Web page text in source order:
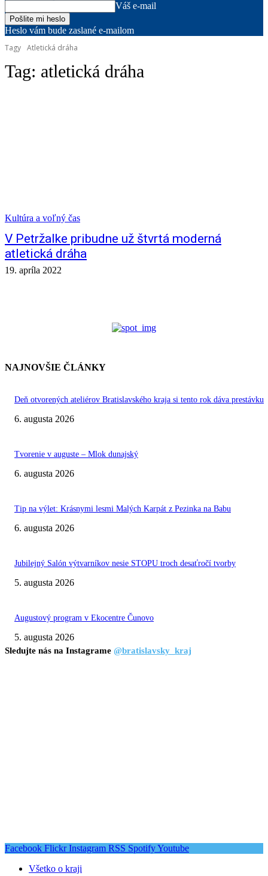
Váš e-mail
Heslo vám bude zaslané e-mailom
Tagy Atletická dráha
Tag: atletická dráha
Kultúra a voľný čas
V Petržalke pribudne už štvrtá moderná
atletická dráha
19. apríla 2022
NAJNOVŠIE ČLÁNKY
Deň otvorených ateliérov Bratislavského kraja si tento rok dáva prestávku
6. augusta 2026
Tvorenie v auguste – Mlok dunajský
6. augusta 2026
Tip na výlet: Krásnymi lesmi Malých Karpát z Pezinka na Babu
6. augusta 2026
Jubilejný Salón výtvarníkov nesie STOPU troch desaťročí tvorby
5. augusta 2026
Augustový program v Ekocentre Čunovo
5. augusta 2026
Sledujte nás na Instagrame @bratislavsky_kraj
Facebook Flickr Instagram RSS SpotifyYoutube
Všetko o kraji